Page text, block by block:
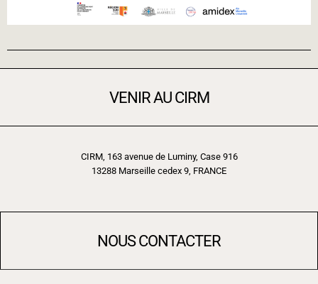
VENIR AU CIRM
CIRM, 163 avenue de Luminy, Case 916
13288 Marseille cedex 9, FRANCE
NOUS CONTACTER